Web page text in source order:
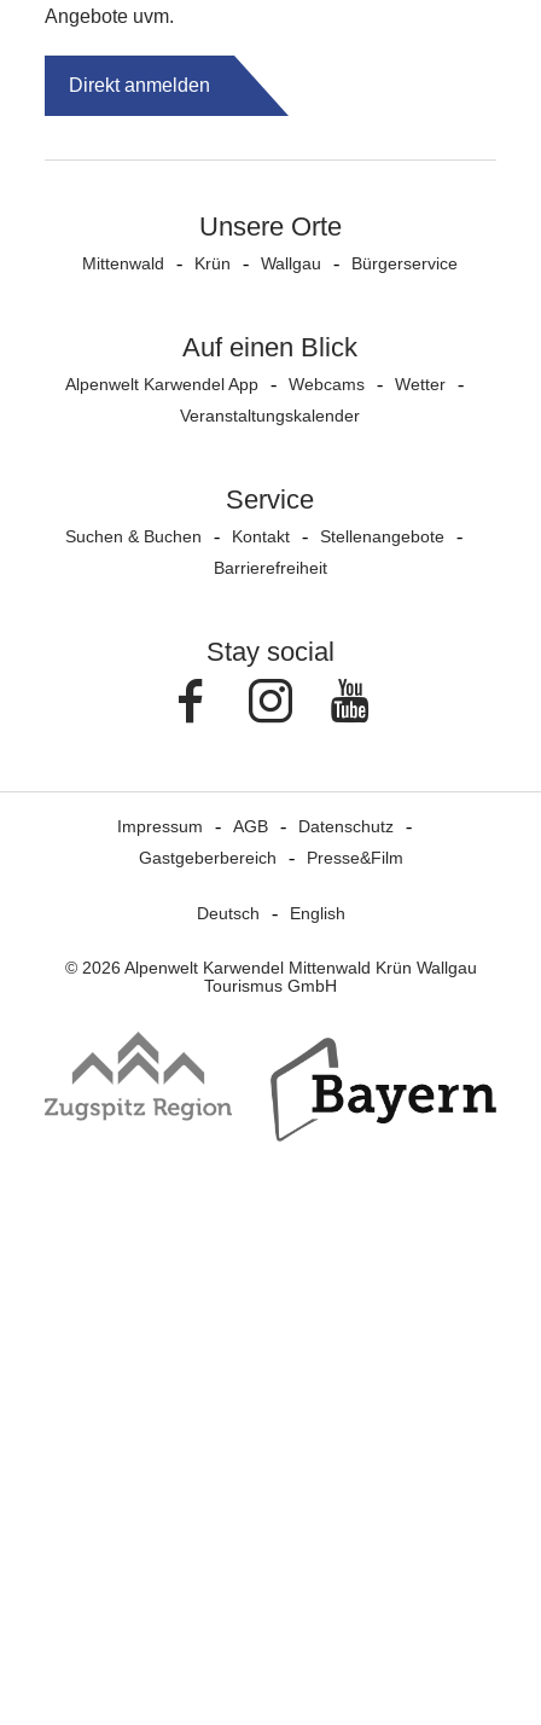
Angebote uvm.
Direkt anmelden
Unsere Orte
Mittenwald Krün Wallgau Bürgerservice
Auf einen Blick
Alpenwelt Karwendel App Webcams
Wetter
Veranstaltungs­kalender
Service
Suchen & Buchen Kontakt
Stellenangebote
Barrierefreiheit
Stay social
FacebookInstagram
Impressum AGB
Datenschutz
Gastgeberbereich
Presse&Film
Deutsch English
© 2026 Alpenwelt Karwendel Mittenwald Krün Wallgau
Tourismus GmbH